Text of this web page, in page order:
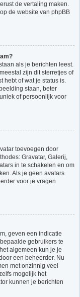
de vertaling maken.
de website van phpBB
als je berichten leest.
zijn dit sterretjes of
hebt of wat je status is.
staan, beter
of persoonlijk voor
toevoegen door
Gravatar, Galerij,
in te schakelen en om
Als je geen avatars
voor je vragen
geven een indicatie
gebruikers te
algemeen kun je je
een beheerder. Nu
met onzinnig veel
mogelijk het
kunnen je berichten